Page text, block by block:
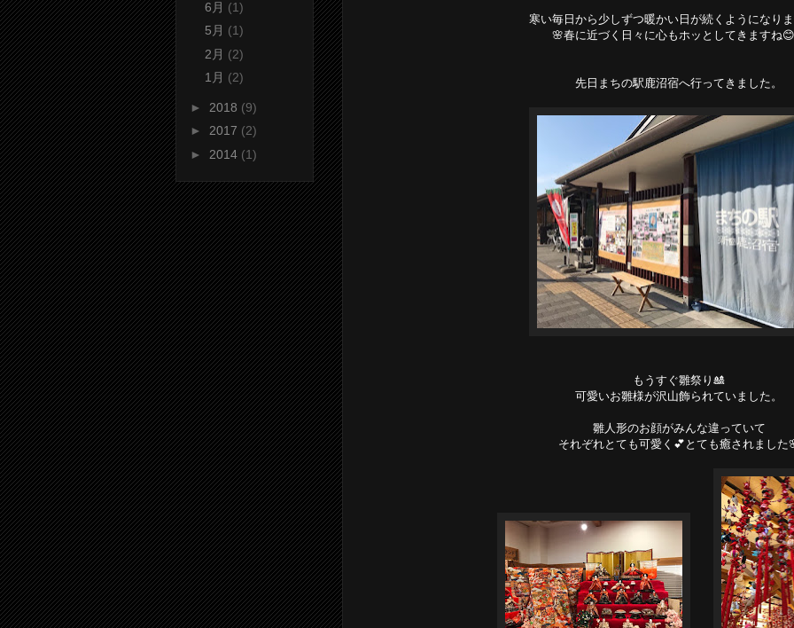
寒い毎日から少しずつ暖かい日が続くようになり
🌸春に近づく日々に心もホッとしてきますね
先日まちの駅鹿沼宿へ行ってきました。
もうすぐ雛祭り🎎
可愛いお雛様が沢山飾られていました。
雛人形のお顔がみんな違っていて
それぞれとても可愛く💕とても癒されました
6月 (1)
5月 (1)
2月 (2)
1月 (2)
► 2018 (9)
► 2017 (2)
► 2014 (1)